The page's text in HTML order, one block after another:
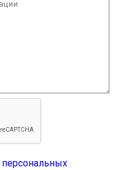
персональных